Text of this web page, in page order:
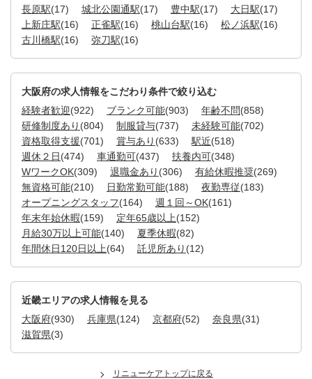
長原駅(17) 城北公園通駅(17) 豊中駅(17) 大日駅(17)
上新庄駅(16) 正雀駅(16) 桃山台駅(16) 松ノ浜駅(16)
古川橋駅(16) 弥刀駅(16)
大阪府の求人情報をこだわり条件で絞り込む
経験者歓迎(922) ブランク可能(903) 年齢不問(858)
研修制度あり (804) 制服貸与(737) 未経験可能(702)
資格取得支援(701) 賞与あり (633) 駅近(518)
週休２日(474) 車通勤可(437) 扶養内可(348)
WワークOK(309) 退職金あり (306) 有給休暇推奨(269)
無資格可能(210) 日勤常勤可能(188) 夜勤専従(183)
オープニングスタッフ(164) 週１回～OK(161)
年末年始休暇(159) 定年65歳以上(152)
月給30万以上可能(140) 夏季休暇(82)
年間休日120日以上(64) 託児所あり (12)
近畿エリアの求人情報を見る
大阪府(930) 兵庫県(124) 京都府(52) 奈良県(31)
滋賀県(3)
リニューケアトップに戻る